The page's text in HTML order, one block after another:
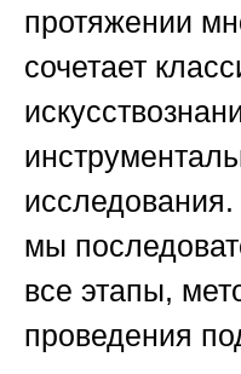
протяжении
сочетает
мы
все этапы,
проведения